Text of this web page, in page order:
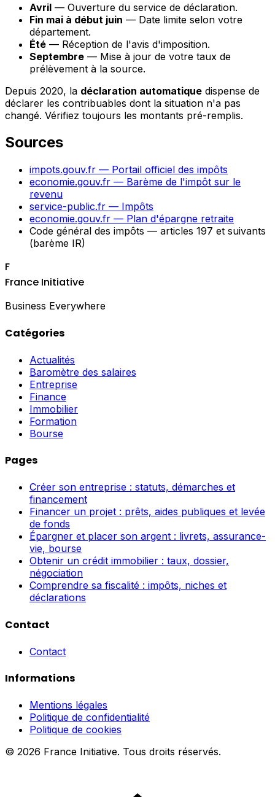
Avril — Ouverture du service de déclaration.
Fin mai à début juin — Date limite selon votre
département.
Été — Réception de l'avis d'imposition.
Septembre — Mise à jour de votre taux de
prélèvement à la source.
Depuis 2020, la déclaration automatique dispense de
déclarer les contribuables dont la situation n'a pas
changé. Vérifiez toujours les montants pré-remplis.
Sources
impots.gouv.fr — Portail officiel des impôts
economie.gouv.fr — Barème de l'impôt sur le
revenu
service-public.fr — Impôts
economie.gouv.fr — Plan d'épargne retraite
Code général des impôts — articles 197 et suivants
(barème IR)
F
France Initiative
Business Everywhere
Catégories
Actualités
Baromètre des salaires
Entreprise
Finance
Immobilier
Formation
Bourse
Pages
Créer son entreprise : statuts, démarches et
financement
Financer un projet : prêts, aides publiques et levée
de fonds
Épargner et placer son argent : livrets, assurance-
vie, bourse
Obtenir un crédit immobilier : taux, dossier,
négociation
Comprendre sa fiscalité : impôts, niches et
déclarations
Contact
Contact
Informations
Mentions légales
Politique de confidentialité
Politique de cookies
© 2026 France Initiative. Tous droits réservés.